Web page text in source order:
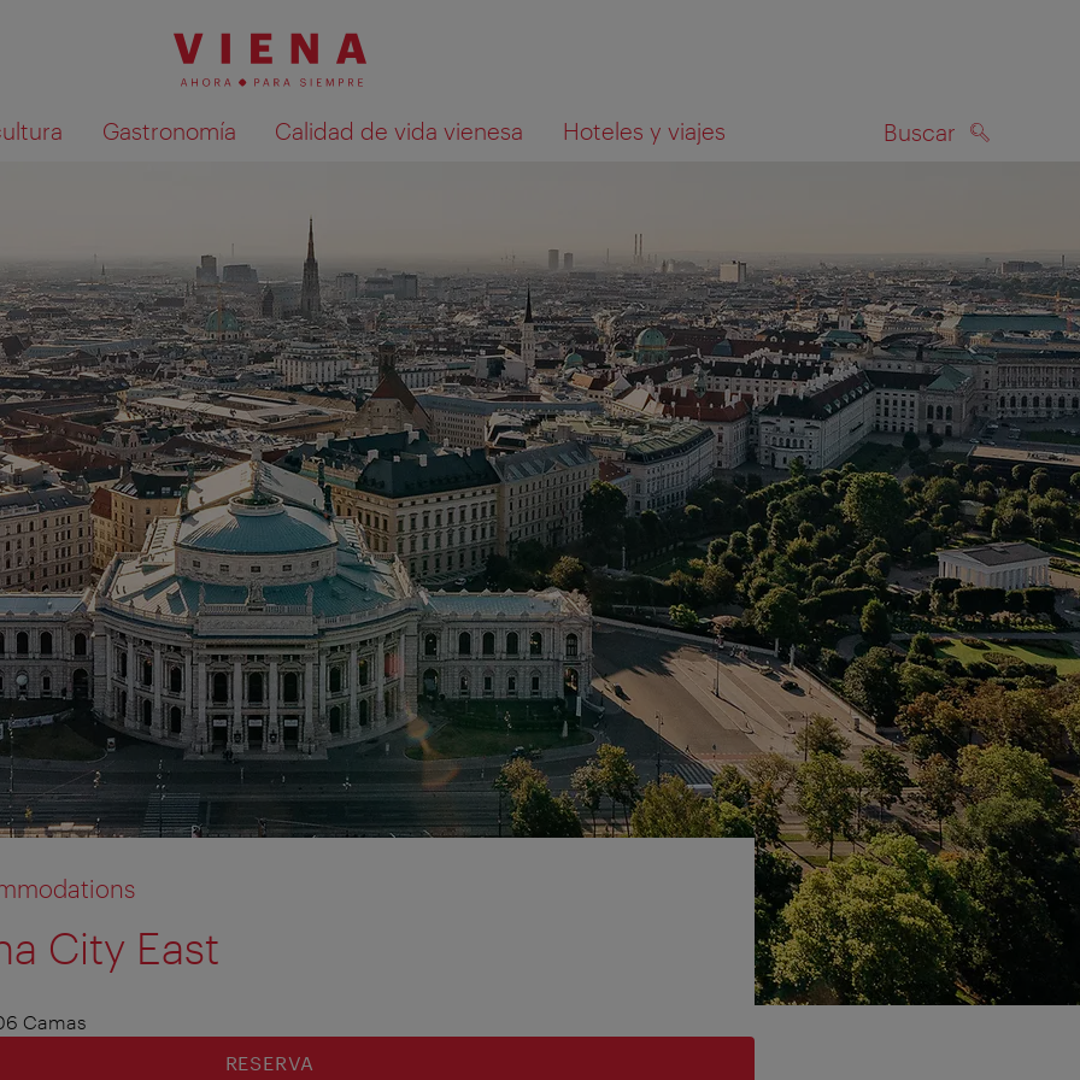
Gastronomía Calidad de vida vienesa Hoteles y viajes Buscar
City East
anzeigen
ausblenden
Camas
RESERVA